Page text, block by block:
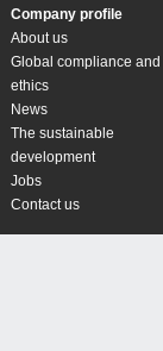
Company profile
About us
Global compliance and
ethics
News
The sustainable
development
Jobs
Contact us